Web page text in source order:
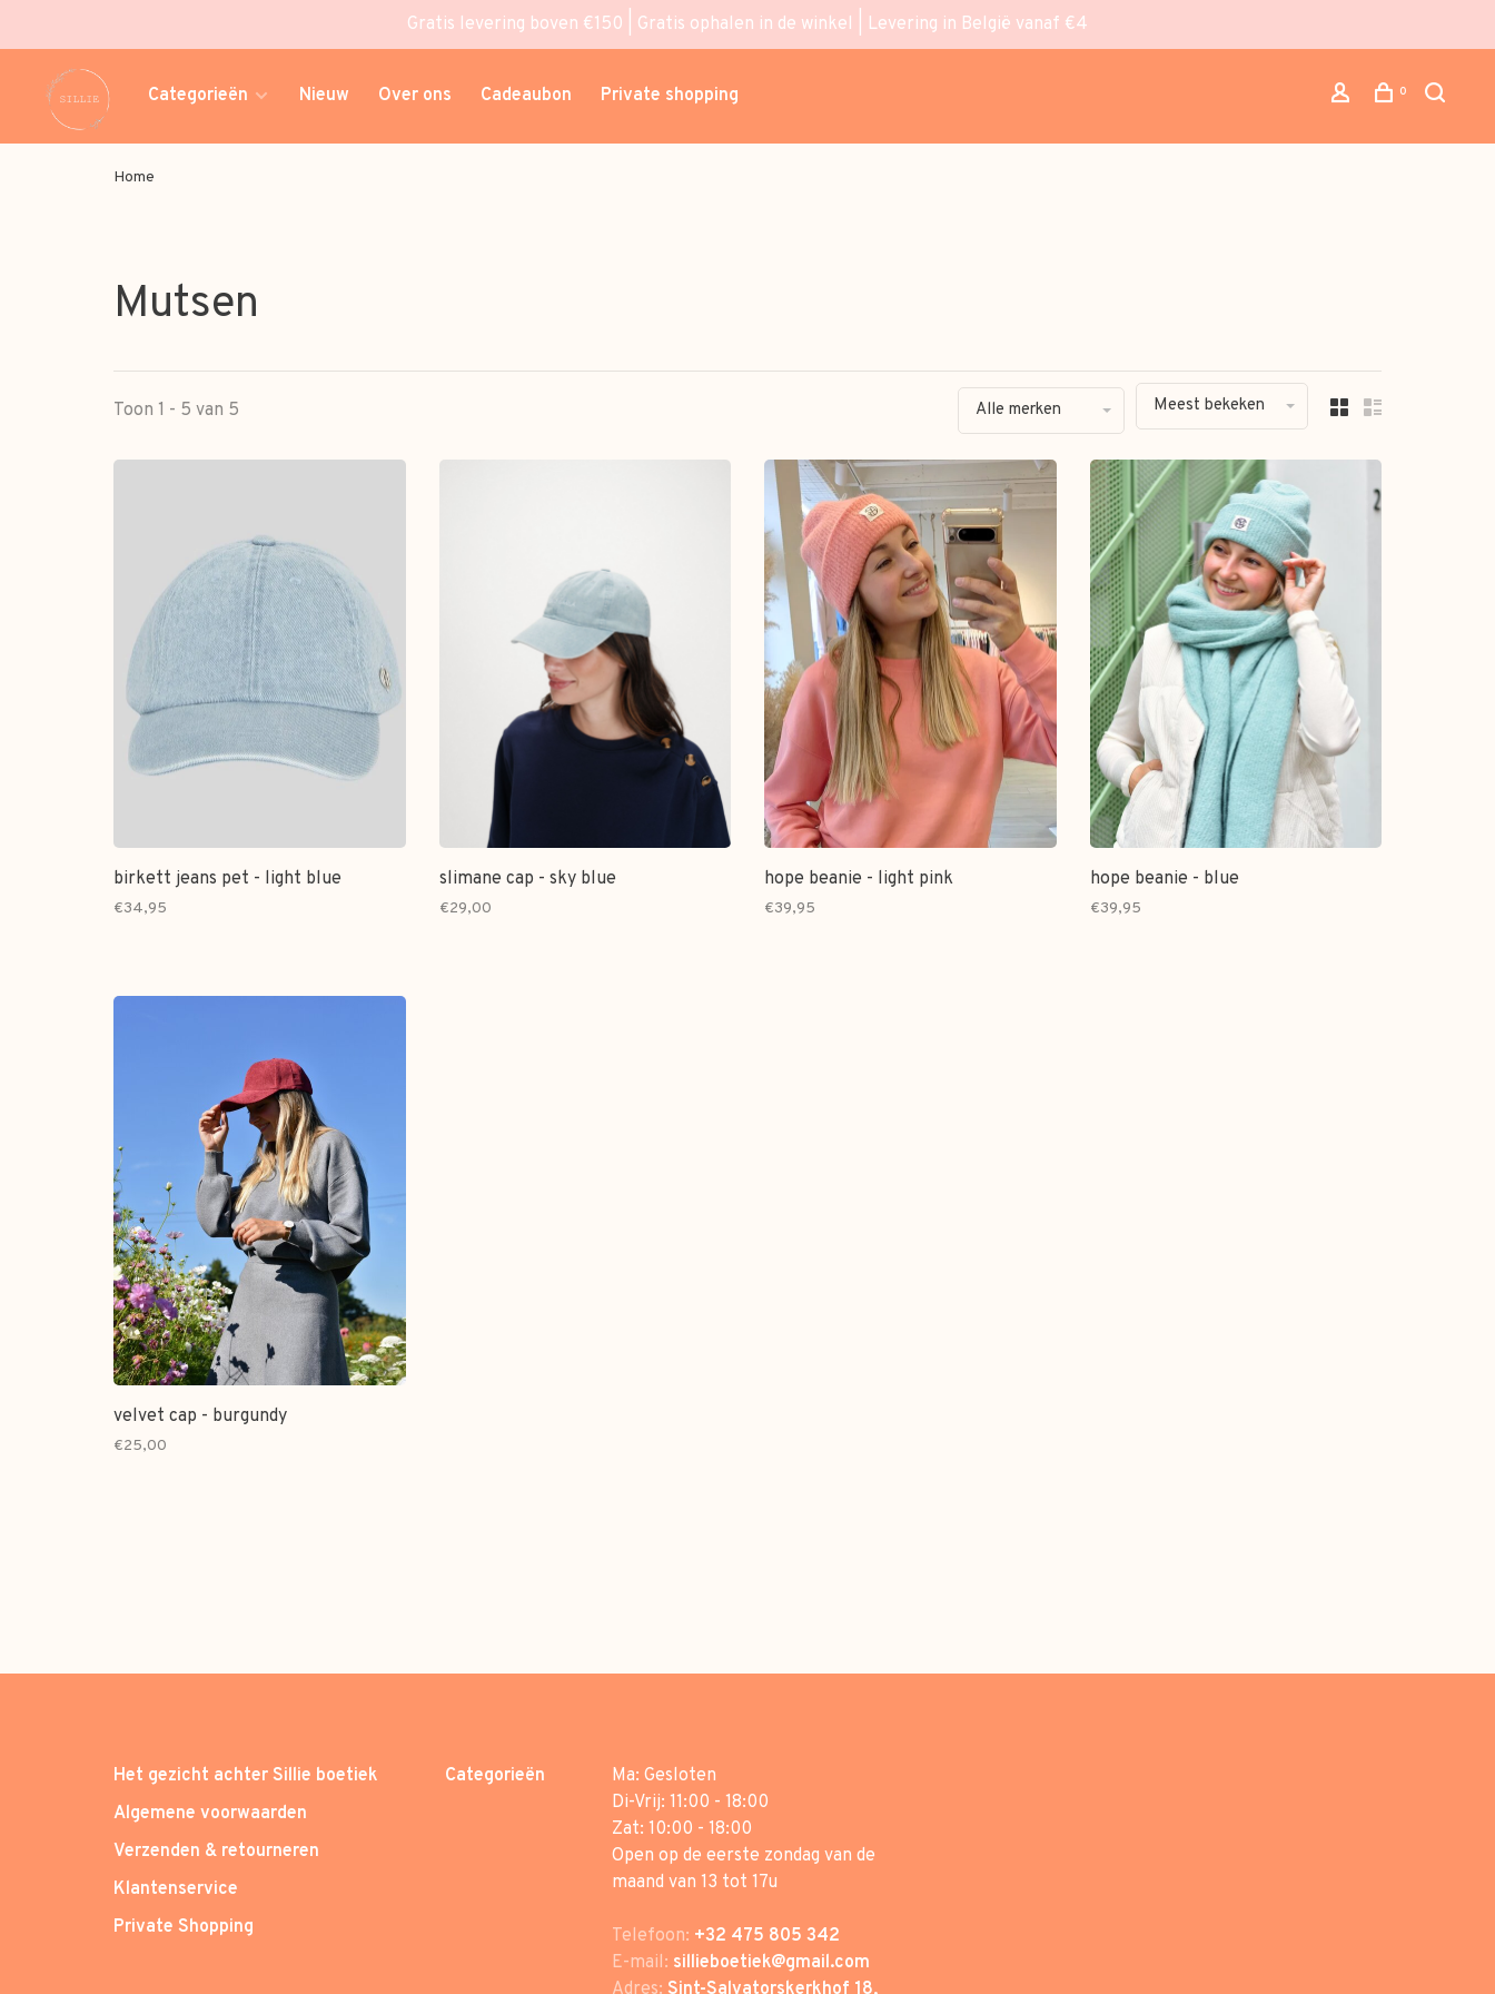
Gratis levering boven €150 | Gratis ophalen in de winkel | Levering in België vanaf €4
Categorieën Nieuw Over ons Cadeaubon Private shopping 0
Home
Mutsen
Toon 1 - 5 van 5 Alle merken Meest bekeken
birkett jeans pet - light blue
€34,95
slimane cap - sky blue
€29,00
hope beanie - light pink
€39,95
hope beanie - blue
€39,95
velvet cap - burgundy
€25,00
Het gezicht achter Sillie boetiek
Algemene voorwaarden
Verzenden & retourneren
Klantenservice
Private Shopping
Categorieën
Ma: Gesloten
Di-Vrij: 11:00 - 18:00
Zat: 10:00 - 18:00
Open op de eerste zondag van de
maand van 13 tot 17u
Telefoon: +32 475 805 342
E-mail: sillieboetiek@gmail.com
Adres: Sint-Salvatorskerkhof 18,